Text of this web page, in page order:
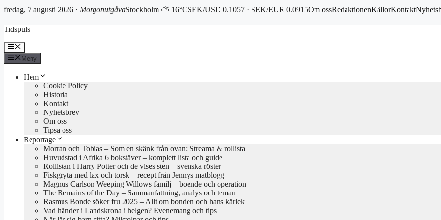
fredag, 7 augusti 2026 · MorgonutgåvaStockholm ⛅ 16°CSEK/USD 0.1057 · SEK/EUR 0.0915Om ossRedaktionenKällorKontakt
till
Tidspuls
Meny
Meny
Hem
Cookie Policy
Historia
Kontakt
Nyhetsbrev
Om oss
Tipsa oss
Reportage
Morran och Tobias – Som en skänk från ovan: Streama & rollista
Huvudstad i Afrika 6 bokstäver – komplett lista och guide
Rollistan i Harry Potter och de vises sten – svenska röster
Fiskgryta med lax och torsk – recept från Jennys matblogg
Magnus Carlson Weeping Willows familj – boende och operation
The Remains of the Day – Sammanfattning, analys och teman
Rasmus Bonde söker fru 2025 – Allt om bonden och hans kärlek
Vad händer i Landskrona i helgen? Evenemang och tips